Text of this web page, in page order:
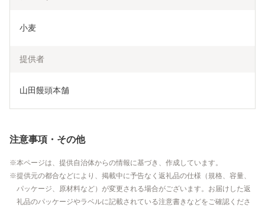
小麦
提供者
山田饅頭本舗
注意事項・その他
本ページは、提供自治体からの情報に基づき、作成しています。
提供元の都合などにより、掲載中に予告なく返礼品の仕様（規格、容量、
パッケージ、原材料など）が変更される場合がございます。お届けした返
礼品のパッケージやラベルに記載されている注意書きなどをご確認くださ